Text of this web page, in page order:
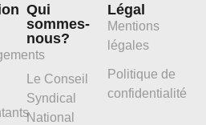
Qui
sommes-
nous?
Le Conseil
Syndical
National
Légal
Mentions
légales
Politique de
confidentialité